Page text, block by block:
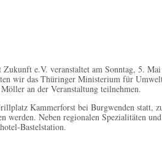
e.V. veranstaltet am Sonntag, 5.
wir das Thüringer Ministerium für
an der Veranstaltung teilnehmen.
Kammerforst bei Burgwenden statt,
werden. Neben regionalen Spezialitäten
Bastelstation.